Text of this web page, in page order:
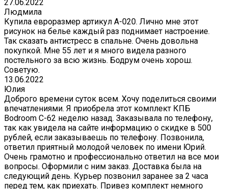
27.06.2022
Людмила
Купила евроразмер артикул А-020. Лично мне этот
рисунок на белье каждый раз поднимает настроение.
Так сказать антистресс в спальне. Очень довольна
покупкой. Мне 55 лет и я много видела разного
постельного за всю жизнь. Бодрум очень хорош.
Советую.
13.06.2022
Юлия
Доброго времени суток всем. Хочу поделиться своими
впечатлениями. Я приобрела этот комплект КПБ
Bodroom C-62 неделю назад. Заказывала по телефону,
так как увидела на сайте информацию о скидке в 500
рублей, если заказываешь по телефону. Позвонила,
ответил приятный молодой человек по имени Юрий.
Очень грамотно и профессионально ответил на все мои
вопросы. Оформили с ним заказ. Доставка была на
следующий день. Курьер позвонил заранее за 2 часа
перед тем, как приехать. Привез комплект немного